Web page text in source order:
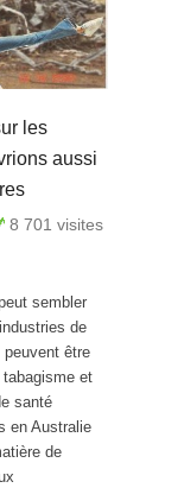
les
aussi
8 701 visites
sembler
de
peuvent être
et
santé
en Australie
de